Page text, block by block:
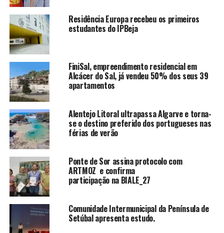
Residência Europa recebeu os primeiros
estudantes do IPBeja
FiniSal, empreendimento residencial em
Alcácer do Sal, já vendeu 50% dos seus 39
apartamentos
Alentejo Litoral ultrapassa Algarve e torna-
se o destino preferido dos portugueses nas
férias de verão
Ponte de Sor assina protocolo com
ARTMOZ e confirma
participação na BIALE_27
Comunidade Intermunicipal da Península de
Setúbal apresenta estudo.